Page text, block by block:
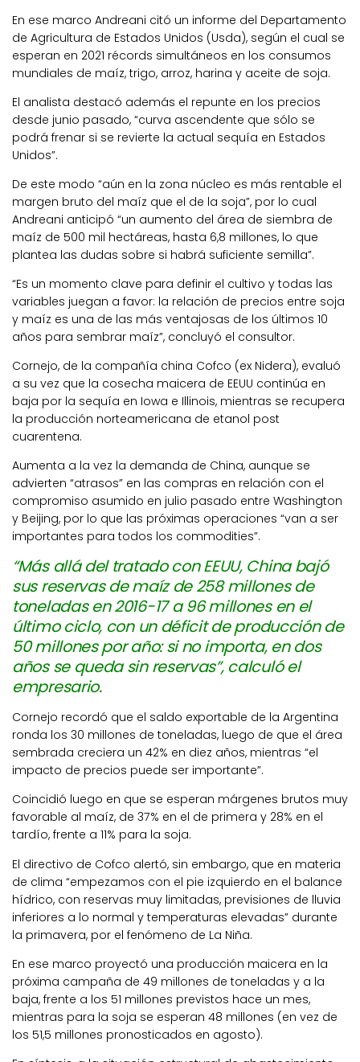
En ese marco Andreani citó un informe del Departamento
de Agricultura de Estados Unidos (Usda), según el cual se
esperan en 2021 récords simultáneos en los consumos
mundiales de maíz, trigo, arroz, harina y aceite de soja.
El analista destacó además el repunte en los precios
desde junio pasado, “curva ascendente que sólo se
podrá frenar si se revierte la actual sequía en Estados
Unidos”.
De este modo “aún en la zona núcleo es más rentable el
margen bruto del maíz que el de la soja”, por lo cual
Andreani anticipó “un aumento del área de siembra de
maíz de 500 mil hectáreas, hasta 6,8 millones, lo que
plantea las dudas sobre si habrá suficiente semilla”.
“Es un momento clave para definir el cultivo y todas las
variables juegan a favor: la relación de precios entre soja
y maíz es una de las más ventajosas de los últimos 10
años para sembrar maíz”, concluyó el consultor.
Cornejo, de la compañía china Cofco (ex Nidera), evaluó
a su vez que la cosecha maicera de EEUU continúa en
baja por la sequía en Iowa e Illinois, mientras se recupera
la producción norteamericana de etanol post
cuarentena.
Aumenta a la vez la demanda de China, aunque se
advierten “atrasos” en las compras en relación con el
compromiso asumido en julio pasado entre Washington
y Beijing, por lo que las próximas operaciones “van a ser
importantes para todos los commodities”.
“Más allá del tratado con EEUU, China bajó
sus reservas de maíz de 258 millones de
toneladas en 2016-17 a 96 millones en el
último ciclo, con un déficit de producción de
50 millones por año: si no importa, en dos
años se queda sin reservas”, calculó el
empresario.
Cornejo recordó que el saldo exportable de la Argentina
ronda los 30 millones de toneladas, luego de que el área
sembrada creciera un 42% en diez años, mientras “el
impacto de precios puede ser importante”.
Coincidió luego en que se esperan márgenes brutos muy
favorable al maíz, de 37% en el de primera y 28% en el
tardío, frente a 11% para la soja.
El directivo de Cofco alertó, sin embargo, que en materia
de clima “empezamos con el pie izquierdo en el balance
hídrico, con reservas muy limitadas, previsiones de lluvia
inferiores a lo normal y temperaturas elevadas” durante
la primavera, por el fenómeno de La Niña.
En ese marco proyectó una producción maicera en la
próxima campaña de 49 millones de toneladas y a la
baja, frente a los 51 millones previstos hace un mes,
mientras para la soja se esperan 48 millones (en vez de
los 51,5 millones pronosticados en agosto).